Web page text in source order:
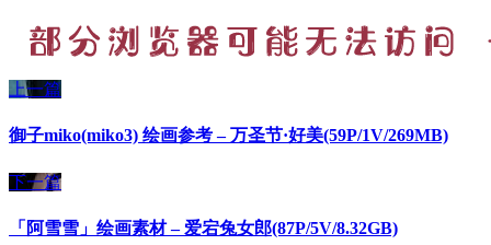
上一篇
御子miko(miko3) 绘画参考 – 万圣节·好美(59P/1V/269MB)
下一篇
「阿雪雪」绘画素材 – 爱宕兔女郎(87P/5V/8.32GB)